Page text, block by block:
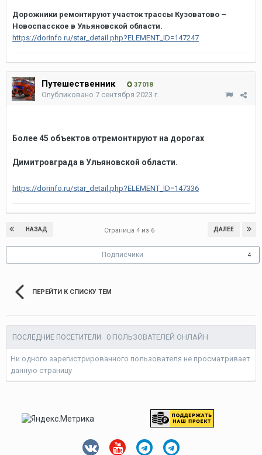
Дорожники ремонтируют участок трассы Кузоватово –
Новоспасское в Ульяновской области.
https://dorinfo.ru/star_detail.php?ELEMENT_ID=147247
Путешественник 37 018
Опубликовано 7 сентября 2023 г.
Более 45 объектов отремонтируют на дорогах
Димитровграда в Ульяновской области.
https://dorinfo.ru/star_detail.php?ELEMENT_ID=147336
НАЗАД ДАЛЕЕ
Страница 4 из 6
Подписчики 4
ПЕРЕЙТИ К СПИСКУ ТЕМ
ПОСЛЕДНИЕ ПОСЕТИТЕЛИ 0 ПОЛЬЗОВАТЕЛЕЙ ОНЛАЙН
Ни одного зарегистрированного пользователя не просматривает
данную страницу